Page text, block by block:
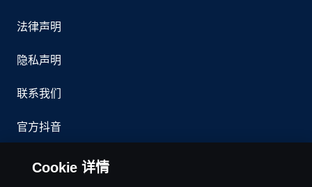
法律声明
隐私声明
联系我们
官方抖音
举报制度
Cookie 详情